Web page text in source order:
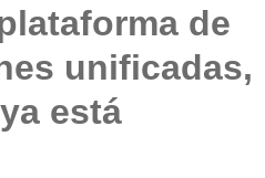
de
unificadas,
está